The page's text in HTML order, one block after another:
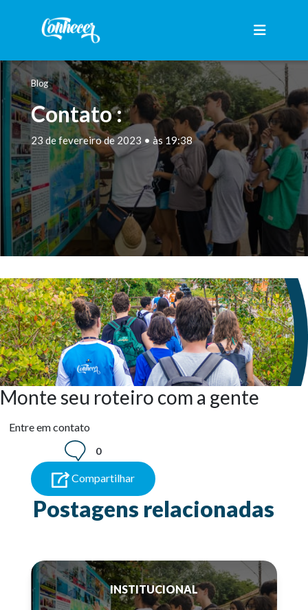
Blog
Contato :
23 de fevereiro de 2023 • às 19:38
Monte seu roteiro com a gente
Entre em contato
0
Compartilhar
Postagens relacionadas
INSTITUCIONAL